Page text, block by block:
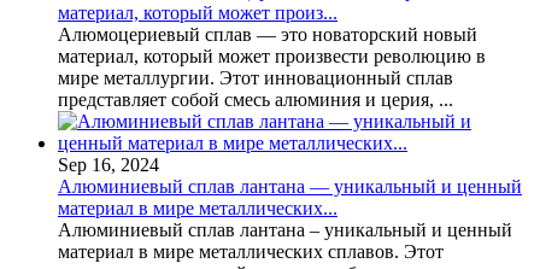
материал, который может произ...
Алюмоцериевый сплав — это новаторский новый
материал, который может произвести революцию в
мире металлургии. Этот инновационный сплав
представляет собой смесь алюминия и церия, ...
Sep 16, 2024
Алюминиевый сплав лантана — уникальный и ценный
материал в мире металлических...
Алюминиевый сплав лантана – уникальный и ценный
материал в мире металлических сплавов. Этот